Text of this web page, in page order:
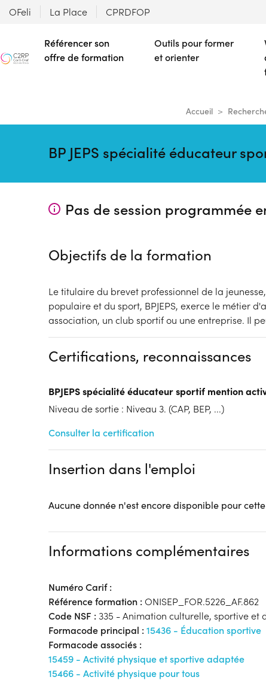
OFeli La Place CPRDFOP
Référencer son
offre de formation
Outils pour former
et orienter
Accueil
BP JEPS spécialité éducateur
Pas de session programmée
Objectifs de la formation
Le titulaire du brevet professionnel de la
populaire et du sport, BPJEPS, exerce le métier
association, un club sportif ou une entreprise. Il
Certifications, reconnaissances
BPJEPS spécialité éducateur sportif mention
Niveau de sortie : Niveau 3. (CAP, BEP, ...)
Consulter la certification
Insertion dans l'emploi
Aucune donnée n'est encore disponible pour
Informations complémentaires
Numéro Carif :
Référence formation : ONISEP_FOR.5226_AF.862
Code NSF : 335 - Animation culturelle, sportive et
Formacode principal : 15436 - Éducation sportive
Formacode associés :
15459 - Activité physique et sportive adaptée
15466 - Activité physique pour tous